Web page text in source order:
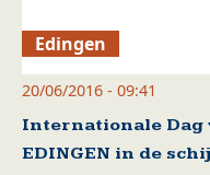
Edingen
20/06/2016 - 09:41
Internationale Dag
EDINGEN in de